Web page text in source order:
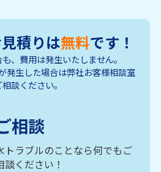
積りは無料です！
、費用は発生いたしません。
発生した場合は弊社お客様相談室
談ください。
相談
トラブルのことなら何でもご
談ください！